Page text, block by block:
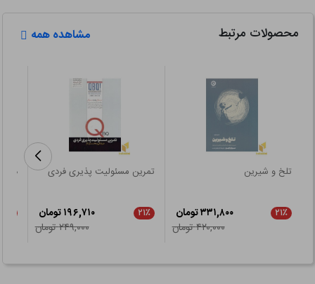
محصولات مرتبط مشاهده همه
تلخ و شیرین
۲۱٪
۳۳۱,۸۰۰ تومان
۴۲۰,۰۰۰ تومان
تمرین مسئولیت پذیری فردی
۲۱٪
۱۹۶,۷۱۰ تومان
۲۴۹,۰۰۰ تومان
در